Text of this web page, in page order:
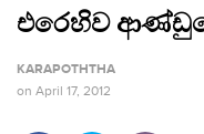
එරෙහිව
KARAPOTHTHA
on April 17, 2012